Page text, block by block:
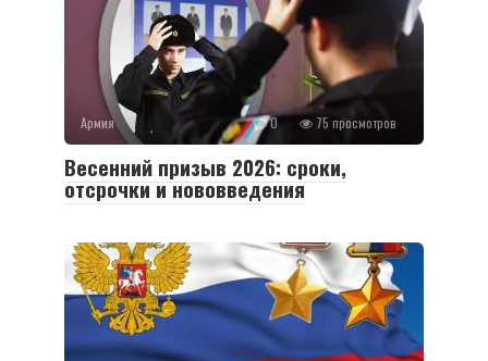
Армия 0 75 просмотров
Весенний призыв 2026: сроки,
отсрочки и нововведения